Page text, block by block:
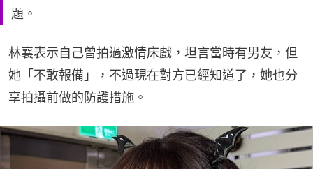
題。
林襄表示自己曾拍過激情床戲，坦言當時有男友，但
她「不敢報備」，不過現在對方已經知道了，她也分
享拍攝前做的防護措施。